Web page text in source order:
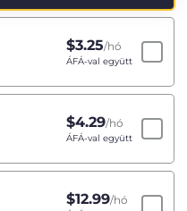
$3.25/hó
ÁFÁ-val együtt
$4.29/hó
ÁFÁ-val együtt
$12.99/hó